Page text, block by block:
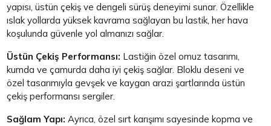
yapısı, üstün çekiş ve dengeli sürüş deneyimi sunar. Özellikle
ıslak yollarda yüksek kavrama sağlayan bu lastik, her hava
koşulunda güvenle yol almanızı sağlar.
Üstün Çekiş Performansı: Lastiğin özel omuz tasarımı,
kumda ve çamurda daha iyi çekiş sağlar. Bloklu deseni ve
özel tasarımıyla gevşek ve kaygan arazi şartlarında üstün
çekiş performansı sergiler.
Sağlam Yapı: Ayrıca, özel sırt karışımı sayesinde kopma ve